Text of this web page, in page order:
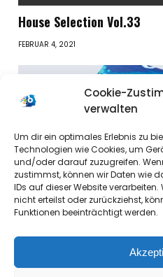
Cookie-
verwalten
Um dir ein optimales Erlebnis zu
Technologien wie Cookies, um
und/oder darauf zuzugreifen.
zustimmst, können wir Daten wie
IDs auf dieser Website
nicht erteilst oder zurückziehst,
Funktionen beeinträchtigt werden.
House Selection Vol.33
FEBRUAR 4, 2021